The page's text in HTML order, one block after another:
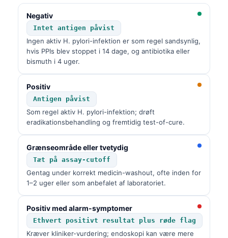
Negativ
Intet antigen påvist
Ingen aktiv H. pylori-infektion er som regel sandsynlig,
hvis PPIs blev stoppet i 14 dage, og antibiotika eller
bismuth i 4 uger.
Positiv
Antigen påvist
Som regel aktiv H. pylori-infektion; drøft
eradikationsbehandling og fremtidig test-of-cure.
Grænseområde eller tvetydig
Tæt på assay-cutoff
Gentag under korrekt medicin-washout, ofte inden for
1–2 uger eller som anbefalet af laboratoriet.
Positiv med alarm-symptomer
Ethvert positivt resultat plus røde flag
Kræver kliniker-vurdering; endoskopi kan være mere